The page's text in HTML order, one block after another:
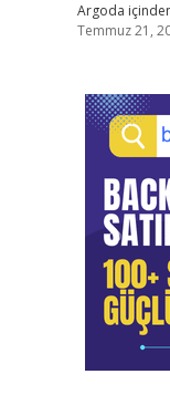
Argoda
Temmuz 21,